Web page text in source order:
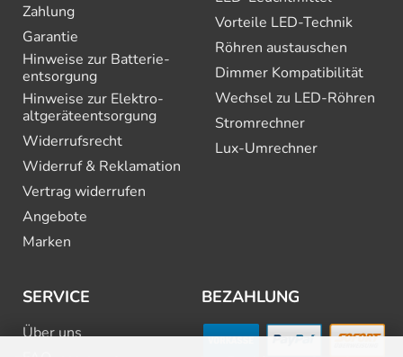
Zahlung
Garantie
Hinweise zur Batterie­
entsorgung
Hinweise zur Elektro­
altgeräte­entsorgung
Widerrufsrecht
Widerruf & Reklamation
Vertrag widerrufen
Angebote
Marken
Vorteile LED-Technik
Röhren austauschen
Dimmer Kompatibilität
Wechsel zu LED-Röhren
Stromrechner
Lux-Umrechner
SERVICE
Über uns
BEZAHLUNG